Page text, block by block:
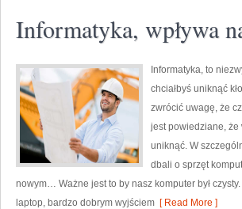
Informatyka, wpływa
Informatyka, to
chciałbyś uniknąć
zwrócić uwagę, że
jest powiedziane, że
uniknąć. W
dbali o sprzęt
nowym… Ważne jest to by nasz komputer był
laptop, bardzo dobrym wyjściem [ Read More ]